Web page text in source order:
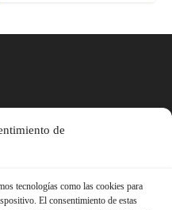
de
tecnologías como las cookies para
El consentimiento de estas